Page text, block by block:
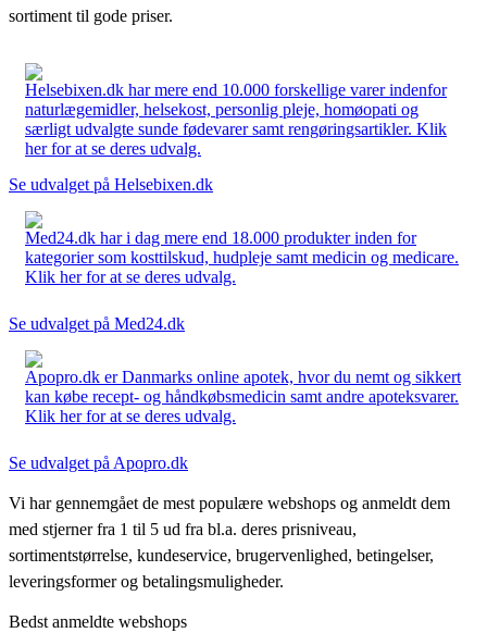
sortiment til gode priser.
Helsebixen.dk har mere end 10.000 forskellige varer indenfor
naturlægemidler, helsekost, personlig pleje, homøopati og
særligt udvalgte sunde fødevarer samt rengøringsartikler. Klik
her for at se deres udvalg.
Se udvalget på Helsebixen.dk
Med24.dk har i dag mere end 18.000 produkter inden for
kategorier som kosttilskud, hudpleje samt medicin og medicare.
Klik her for at se deres udvalg.
Se udvalget på Med24.dk
Apopro.dk er Danmarks online apotek, hvor du nemt og sikkert
kan købe recept- og håndkøbsmedicin samt andre apoteksvarer.
Klik her for at se deres udvalg.
Se udvalget på Apopro.dk
Vi har gennemgået de mest populære webshops og anmeldt dem
med stjerner fra 1 til 5 ud fra bl.a. deres prisniveau,
sortimentstørrelse, kundeservice, brugervenlighed, betingelser,
leveringsformer og betalingsmuligheder.
Bedst anmeldte webshops